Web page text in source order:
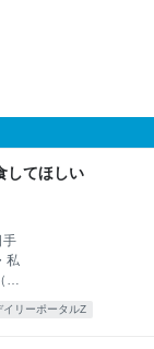
してほしい
手
私
を
イリーポータルZ